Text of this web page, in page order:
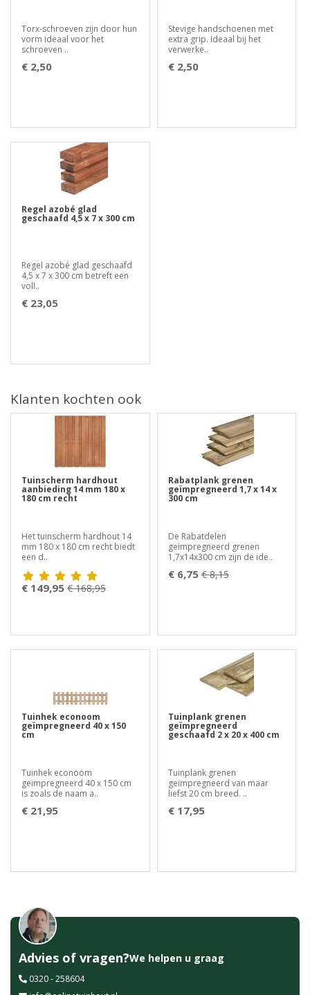
Torx-schroeven zijn door hun
vorm ideaal voor het
schroeven ..
€ 2,50
Stevige handschoenen met
extra grip. Ideaal bij het
verwerke..
€ 2,50
Regel azobé glad
geschaafd 4,5 x 7 x 300 cm
Regel azobé glad geschaafd
4,5 x 7 x 300 cm betreft een
voll..
€ 23,05
Klanten kochten ook
Tuinscherm hardhout
aanbieding 14 mm 180 x
180 cm recht
Het tuinscherm hardhout 14
mm 180 x 180 cm recht biedt
een d..
€ 149,95 € 168,95
Rabatplank grenen
geïmpregneerd 1,7 x 14 x
300 cm
De Rabatdelen
geïmpregneerd grenen
1,7x14x300 cm zijn de ide..
€ 6,75 € 8,15
Tuinhek econoom
geïmpregneerd 40 x 150
cm
Tuinhek econoom
geïmpregneerd 40 x 150 cm
is zoals de naam a..
€ 21,95
Tuinplank grenen
geïmpregneerd
geschaafd 2 x 20 x 400 cm
Tuinplank grenen
geïmpregneerd van maar
liefst 20 cm breed. ..
€ 17,95
Advies of vragen?We helpen u graag
0320 - 258604